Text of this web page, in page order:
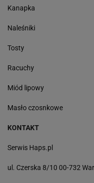
Kanapka
Naleśniki
Tosty
Racuchy
Miód lipowy
Masło czosnkowe
KONTAKT
Serwis Haps.pl
ul. Czerska 8/10 00-732